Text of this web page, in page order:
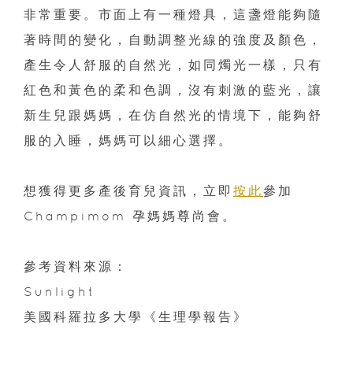
非常重要。市面上有一種燈具，這盞燈能夠隨
著時間的變化，自動調整光線的強度及顏色，
產生令人舒服的自然光，如同燭光一樣，只有
紅色和黃色的柔和色調，沒有刺激的藍光，讓
新生兒跟媽媽，在仿自然光的情境下，能夠舒
服的入睡，媽媽可以細心選擇。
想獲得更多產後育兒資訊，立即 按此參加
Champimom 孕媽媽尊尚會。
參考資料來源：
Sunlight
美國科羅拉多大學《生理學報告》